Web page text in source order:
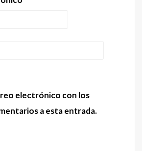
electrónico con los
a esta entrada.